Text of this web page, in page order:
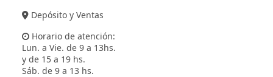
Depósito y Ventas
Horario de atención:
Lun. a Vie. de 9 a 13hs.
y de 15 a 19 hs.
Sáb. de 9 a 13 hs.